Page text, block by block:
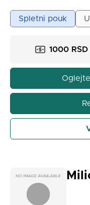
temeljito, s pojasnili,
Trudim se, da vsak
Kako potekajo pouki:
ga potrebujemo za
2) Uro začnemo s
3) Skupaj gremo
4) Vajamo, dokler
5) Po koncu pouka
samostojno
pridobijo
problemov in da
je mogoče
Spletni pouk
1000 RSD